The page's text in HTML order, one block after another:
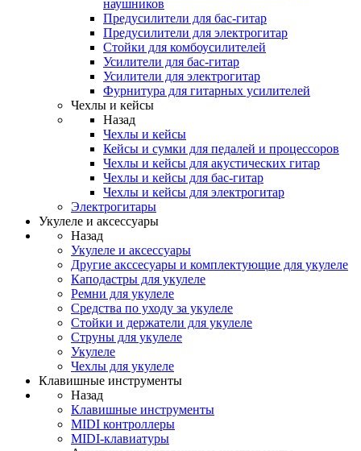
наушников
Предусилители для бас-гитар
Предусилители для электрогитар
Стойки для комбоусилителей
Усилители для бас-гитар
Усилители для электрогитар
Фурнитура для гитарных усилителей
Чехлы и кейсы
Назад
Чехлы и кейсы
Кейсы и сумки для педалей и процессоров
Чехлы и кейсы для акустических гитар
Чехлы и кейсы для бас-гитар
Чехлы и кейсы для электрогитар
Электрогитары
Укулеле и аксессуары
Назад
Укулеле и аксессуары
Другие акссесуары и комплектующие для укулеле
Каподастры для укулеле
Ремни для укулеле
Средства по уходу за укулеле
Стойки и держатели для укулеле
Струны для укулеле
Укулеле
Чехлы для укулеле
Клавишные инструменты
Назад
Клавишные инструменты
MIDI контроллеры
MIDI-клавиатуры